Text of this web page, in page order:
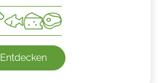
Entdecken